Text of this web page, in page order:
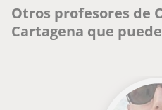
Otros profesores de
Cartagena que